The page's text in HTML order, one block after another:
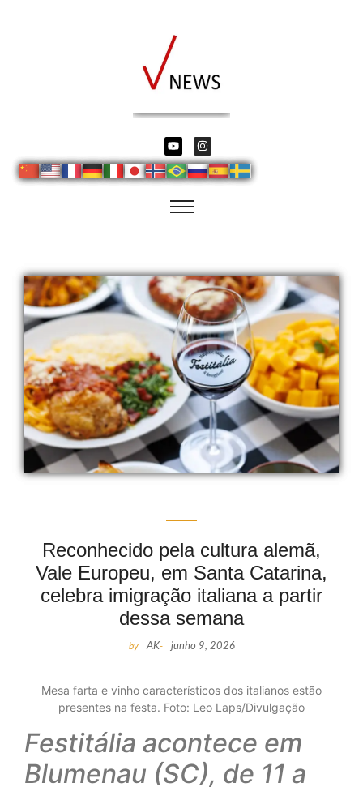
Reconhecido pela cultura alemã,
Vale Europeu, em Santa Catarina,
celebra imigração italiana a partir
dessa semana
by AK- junho 9, 2026
Mesa farta e vinho característicos dos italianos estão
presentes na festa. Foto: Leo Laps/Divulgação
Festitália acontece em
Blumenau (SC), de 11 a